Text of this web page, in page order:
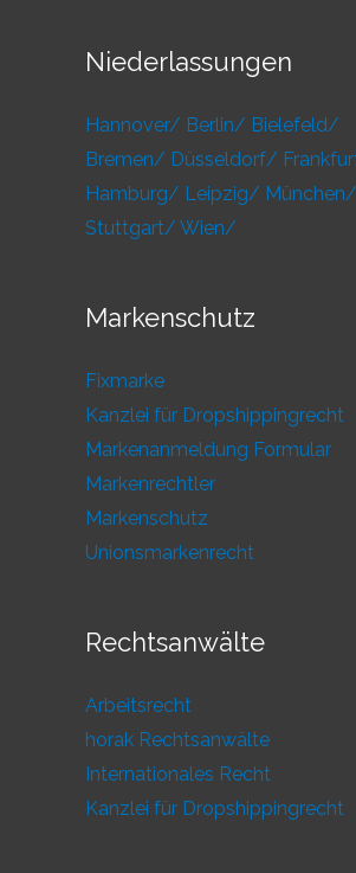
Niederlassungen
Hannover/ Berlin/ Bielefeld/
Bremen/ Düsseldorf/
Hamburg/ Leipzig/ München/
Stuttgart/ Wien/
Markenschutz
Fixmarke
Kanzlei für Dropshippingrecht
Markenanmeldung Formular
Markenrechtler
Markenschutz
Unionsmarkenrecht
Rechtsanwälte
Arbeitsrecht
horak Rechtsanwälte
Internationales Recht
Kanzlei für Dropshippingrecht